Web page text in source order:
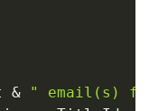
&
" email(s)